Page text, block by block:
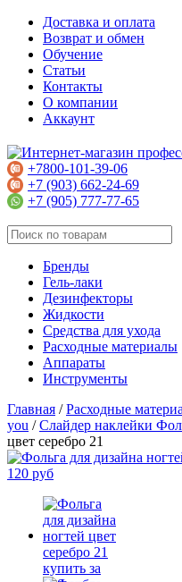
Доставка и оплата
Возврат и обмен
Обучение
Статьи
Контакты
О компании
Аккаунт
+7800-101-39-06
+7 (903) 662-24-69
+7 (905) 777-77-65
Бренды
Гель-лаки
Дезинфекторы
Жидкости
Средства для ухода
Расходные материалы
Аппараты
Инструменты
Главная /Расходные
you /Слайдер наклейки
цвет серебро 21